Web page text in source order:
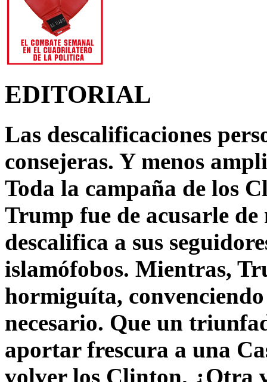
EDITORIAL
Las descalificaciones
consejeras. Y menos
Toda la campaña de los
Trump fue de acusarle
descalifica a sus
islamófobos. Mientras,
hormiguíta,
necesario. Que un
aportar frescura a una
volver los Clinton. ¿Otra